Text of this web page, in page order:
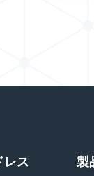
レス 製